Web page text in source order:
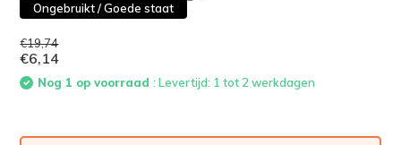
Ongebruikt / Goede staat
€19,74
€6,14
Nog 1 op voorraad: Levertijd: 1 tot 2 werkdagen